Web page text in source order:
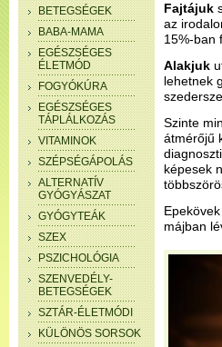
BETEGSÉGEK
BABA-MAMA
EGÉSZSÉGES
ÉLETMÓD
FOGYÓKÚRA
EGÉSZSÉGES
TÁPLÁLKOZÁS
VITAMINOK
SZÉPSÉGÁPOLÁS
ALTERNATÍV
GYÓGYÁSZAT
GYÓGYTEÁK
SZEX
PSZICHOLÓGIA
SZENVEDÉLY-
BETEGSÉGEK
SZTÁR-ÉLETMÓDI
KÜLÖNÖS SORSOK
Fajtájuk
az
15%-ban
Alakjuk
lehetnek
Szinte
átmérőjű
képesek
májban